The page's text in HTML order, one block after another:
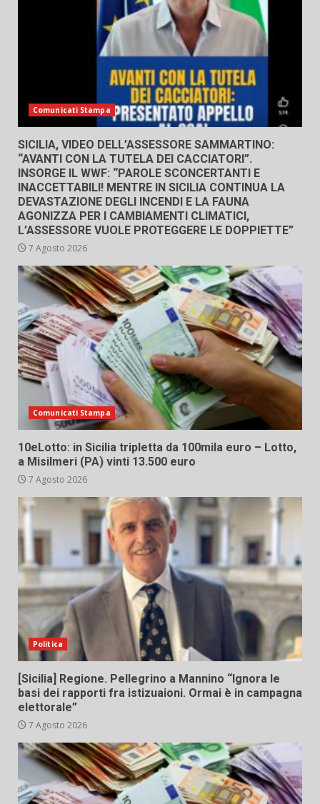
Comunicati Stampa
SICILIA, VIDEO DELL’ASSESSORE SAMMARTINO:
“AVANTI CON LA TUTELA DEI CACCIATORI”.
INSORGE IL WWF: “PAROLE SCONCERTANTI E
INACCETTABILI! MENTRE IN SICILIA CONTINUA LA
DEVASTAZIONE DEGLI INCENDI E LA FAUNA
AGONIZZA PER I CAMBIAMENTI CLIMATICI,
L’ASSESSORE VUOLE PROTEGGERE LE DOPPIETTE”
7 Agosto 2026
Comunicati Stampa
10eLotto: in Sicilia tripletta da 100mila euro – Lotto,
a Misilmeri (PA) vinti 13.500 euro
7 Agosto 2026
Politica
[Sicilia] Regione. Pellegrino a Mannino “Ignora le
basi dei rapporti fra istizuaioni. Ormai è in campagna
elettorale”
7 Agosto 2026